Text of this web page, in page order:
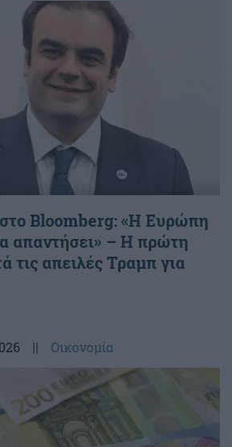
Bloomberg: «Η Ευρώπη
απαντήσει» – Η πρώτη
τις απειλές Τραμπ για
|| Οικονομία